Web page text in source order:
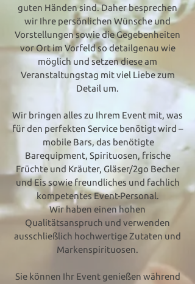
guten Händen sind. Daher besprechen
wir Ihre persönlichen Wünsche und
Vorstellungen sowie die Gegebenheiten
vor Ort im Vorfeld so detailgenau wie
möglich und setzen diese am
Veranstaltungstag mit viel Liebe zum
Detail um.
Wir bringen alles zu Ihrem Event mit, was
für den perfekten Service benötigt wird –
mobile Bars, das benötigte
Barequipment, Spirituosen, frische
Früchte und Kräuter, Gläser/2go Becher
und Eis sowie freundliches und fachlich
kompetentes Event-Personal.
Wir haben einen hohen
Qualitätsanspruch und verwenden
ausschließlich hochwertige Zutaten und
Markenspirituosen.
Sie können Ihr Event genießen während